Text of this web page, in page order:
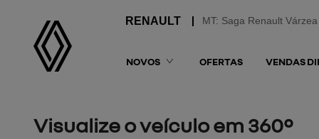
MT: Saga Renault
NOVOS OFERTAS VENDAS
Visualize o veículo em 360°